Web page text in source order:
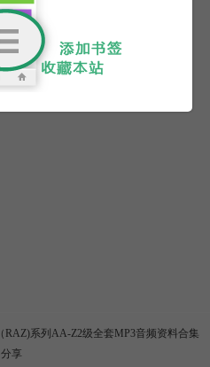
RAZ)系列AA-Z2级全套MP3音频资料合集
分享